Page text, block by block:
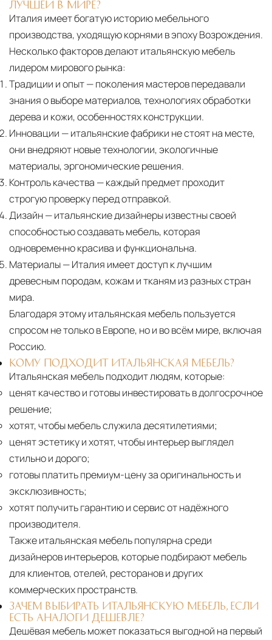
ЛУЧШЕЙ В МИРЕ?
Италия имеет богатую историю мебельного
производства, уходящую корнями в эпоху Возрождения.
Несколько факторов делают итальянскую мебель
лидером мирового рынка:
Традиции и опыт— поколения мастеров передавали
знания о выборе материалов, технологиях обработки
дерева и кожи, особенностях конструкции.
Инновации — итальянские фабрики не стоят на месте,
они внедряют новые технологии, экологичные
материалы, эргономические решения.
Контроль качества — каждый предмет проходит
строгую проверку перед отправкой.
Дизайн— итальянские дизайнеры известны своей
способностью создавать мебель, которая
одновременно красива и функциональна.
Материалы— Италия имеет доступ к лучшим
древесным породам, кожам и тканям из разных стран
мира.
Благодаря этому итальянская мебель пользуется
спросом не только в Европе, но и во всём мире, включая
Россию.
КОМУ ПОДХОДИТ ИТАЛЬЯНСКАЯ МЕБЕЛЬ?
Итальянская мебель подходит людям, которые:
ценят качество и готовы инвестировать в долгосрочное
решение;
хотят, чтобы мебель служила десятилетиями;
ценят эстетику и хотят, чтобы интерьер выглядел
стильно и дорого;
готовы платить премиум-цену за оригинальность и
эксклюзивность;
хотят получить гарантию и сервис от надёжного
производителя.
Также итальянская мебель популярна среди
дизайнеров интерьеров, которые подбирают мебель
для клиентов, отелей, ресторанов и других
коммерческих пространств.
ЗАЧЕМ ВЫБИРАТЬ ИТАЛЬЯНСКУЮ МЕБЕЛЬ, ЕСЛИ
ЕСТЬ АНАЛОГИ ДЕШЕВЛЕ?
Дешёвая мебель может показаться выгодной на первый